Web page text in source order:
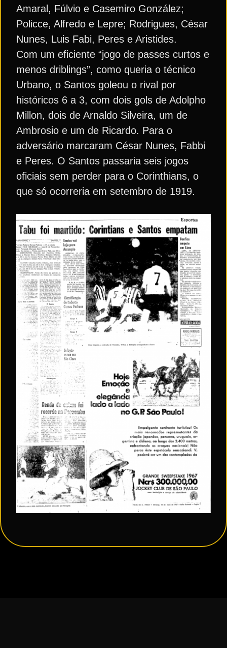
Amaral, Fúlvio e Casemiro González;
Policce, Alfredo e Lepre; Rodrigues, César
Nunes, Luis Fabi, Peres e Aristides.
Com um eficiente “jogo de passes curtos e
menos driblings”, como queria o técnico
Urbano, o Santos goleou o rival por
históricos 6 a 3, com dois gols de Adolpho
Millon, dois de Arnaldo Silveira, um de
Ambrosio e um de Ricardo. Para o
adversário marcaram César Nunes, Fabbi
e Peres. O Santos passaria seis jogos
oficiais sem perder para o Corinthians, o
que só ocorreria em setembro de 1919.